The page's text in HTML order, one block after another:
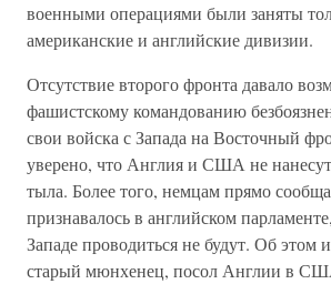
военными операциями были заняты
американские и английские дивизии.
Отсутствие второго фронта давало
фашистскому командованию
свои войска с Запада на Восточный
уверено, что Англия и США не
тыла. Более того, немцам прямо
признавалось в английском
Западе проводиться не будут. Об этом
старый мюнхенец, посол Англии в